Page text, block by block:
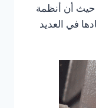
حيث أن أنظمة
في العديد